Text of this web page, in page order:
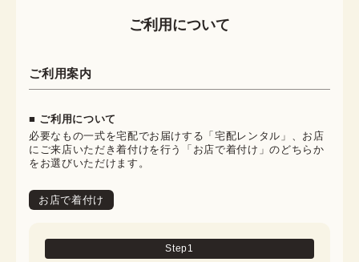
ご利用について
ご利用案内
■ ご利用について
必要なもの一式を宅配でお届けする「宅配レンタル」、お店
にご来店いただき着付けを行う「お店で着付け」のどちらか
をお選びいただけます。
お店で着付け
Step1